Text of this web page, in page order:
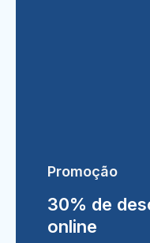
Promoção
30% de
online